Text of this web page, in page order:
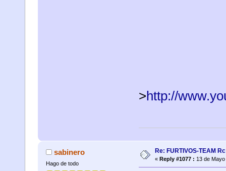
>http://
sabinero
Hago de todo
Re: FURTIVOS-TEAM
« Reply #1077 : 13 de